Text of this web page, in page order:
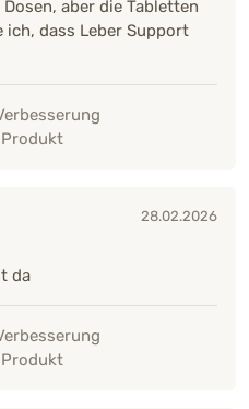
aber die Tabletten
ich, dass Leber Support
28.02.2026
da